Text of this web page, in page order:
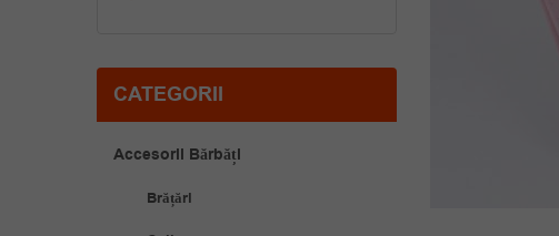
CATEGORII
Accesorii Bărbăți
Brățări